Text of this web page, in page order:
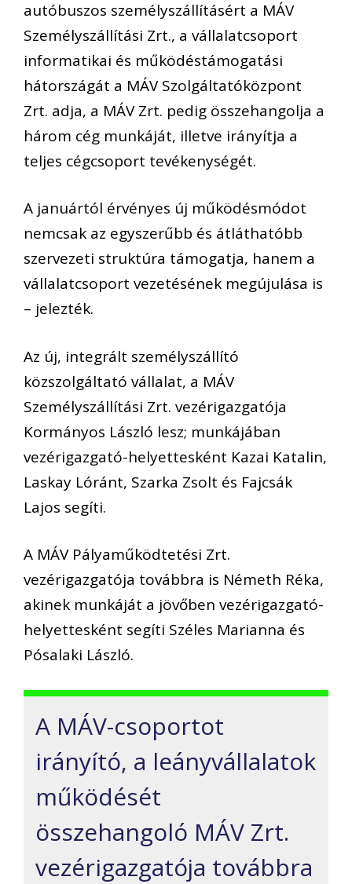
autóbuszos személyszállításért a MÁV
Személyszállítási Zrt., a vállalatcsoport
informatikai és működéstámogatási
hátországát a MÁV Szolgáltatóközpont
Zrt. adja, a MÁV Zrt. pedig összehangolja a
három cég munkáját, illetve irányítja a
teljes cégcsoport tevékenységét.
A januártól érvényes új működésmódot
nemcsak az egyszerűbb és átláthatóbb
szervezeti struktúra támogatja, hanem a
vállalatcsoport vezetésének megújulása is
– jelezték.
Az új, integrált személyszállító
közszolgáltató vállalat, a MÁV
Személyszállítási Zrt. vezérigazgatója
Kormányos László lesz; munkájában
vezérigazgató-helyettesként Kazai Katalin,
Laskay Lóránt, Szarka Zsolt és Fajcsák
Lajos segíti.
A MÁV Pályaműködtetési Zrt.
vezérigazgatója továbbra is Németh Réka,
akinek munkáját a jövőben vezérigazgató-
helyettesként segíti Széles Marianna és
Pósalaki László.
A MÁV-csoportot
irányító, a leányvállalatok
működését
összehangoló MÁV Zrt.
vezérigazgatója továbbra